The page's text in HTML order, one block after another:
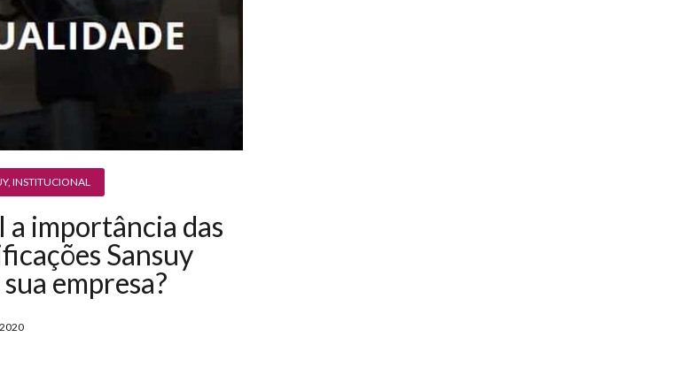
, INSTITUCIONAL
a importância das
Sansuy
empresa?